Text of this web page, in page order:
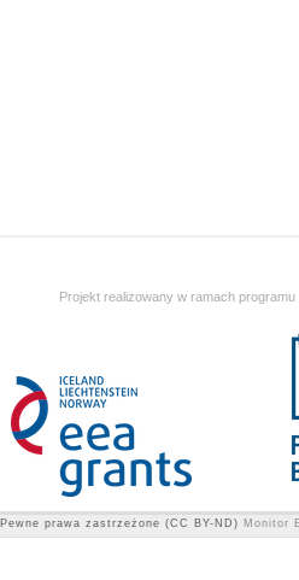
Projekt realizowany w ramach
Pewne prawa zastrzeżone (CC BY-ND) Monitor